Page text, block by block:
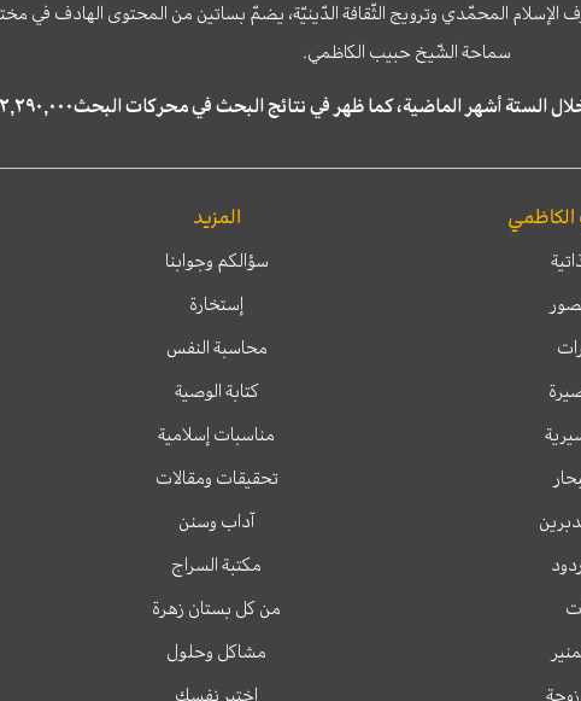
الإسلام المحمّدي وترويج الثّقافة الدّينيّة، يضمّ بساتين من المحتوى الهادف في
سماحة الشّيخ حبيب الكاظمي.
المزيد
سؤالكم وجوابنا
إستخارة
محاسبة النفس
كتابة الوصية
مناسبات إسلامية
تحقيقات ومقالات
آداب وسنن
مكتبة السراج
من كل بستان زهرة
مشاكل وحلول
اختبر نفسك